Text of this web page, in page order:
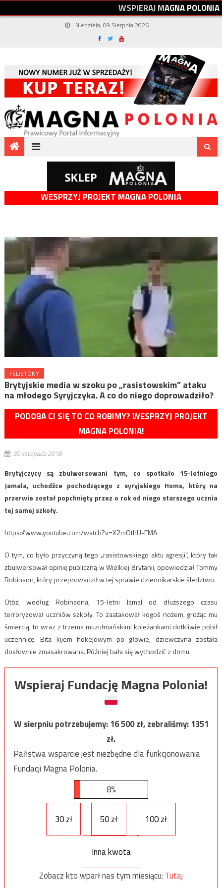
WSPIERAJMAGNAPOLONIA
Niedziela, 09 Sierpnia 2026
WESPRZYJ PROJEKT MAGNA POLONIA
FELIETONY
Brytyjskie media w szoku po „rasistowskim” ataku
na młodego Syryjczyka. A co do niego doprowadziło?
PODOBA CI SIĘ TO CO ROBIMY? WESPRZYJ PROJEKT
MAGNA POLONIA!
30 listopada 2018
Brytyjczycy są zbulwersowani tym, co spotkało 15-letniego
Jamala, uchodźce pochodzącego z syryjskiego Homs, który na
przerwie został popchnięty przez o rok od niego starszego ucznia
tej samej szkoły.
https://www.youtube.com/watch?v=X2mOthU-FMA
O tym, co było przyczyną tego „rasistowskiego aktu agresji”, który tak
zbulwersował opinię publiczną w Wielkiej Brytanii, opowiedział Tommy
Robinson, który przeprowadził w tej sprawie dziennikarskie śledztwo.
Otóż, według Robinsona, 15-letni Jamal od dłuższego czasu
terroryzował uczniów szkoły. To zaatakował kogoś nożem, grożąc mu
śmiercią, to wraz z trzema muzułmańskimi koleżankami dotkliwie pobił
uczennicę. Bita kijem hokejowym po głowie, dziewczyna została
dosłownie zmasakrowana. Później bała się wychodzić z domu.
Wspieraj Fundację Magna Polonia!
W sierpniu potrzebujemy:16 500zł, zebraliśmy:1351
zł.
Państwa wsparcie jest niezbędne dla funkcjonowania
Fundacji Magna Polonia.
8%
30 zł 50 zł 100 zł
Inna kwota
Zobacz kto wparł nas tym miesiącu: Tutaj